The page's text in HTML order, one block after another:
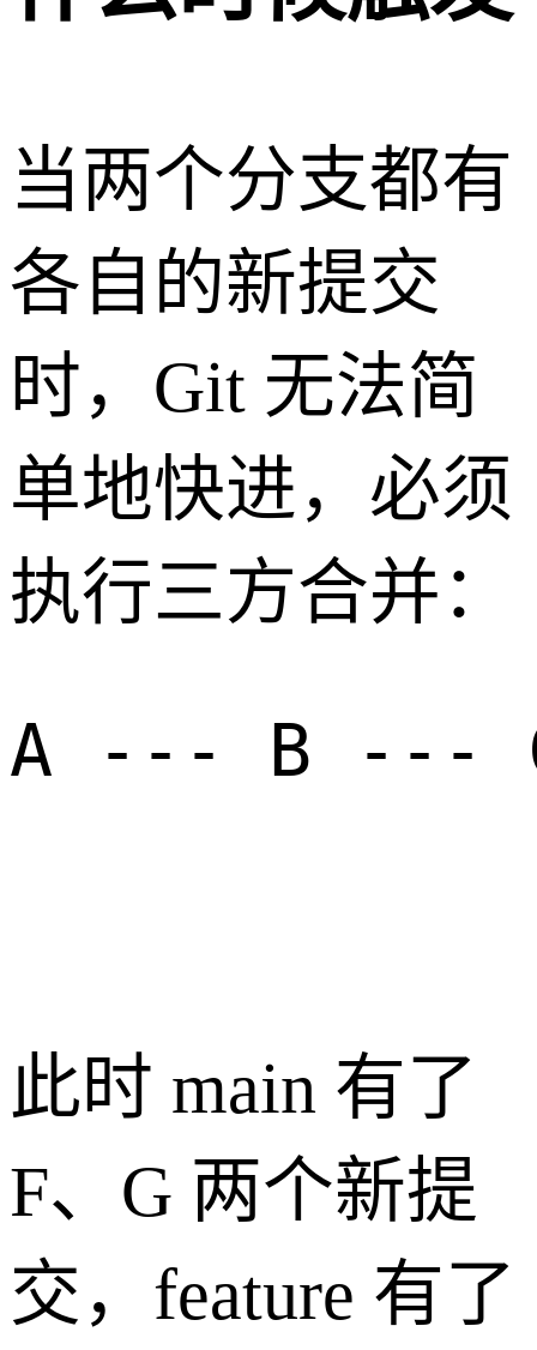
当两个分支都有
各自的新提交
时，Git 无法简
单地快进，必须
执行三方合并：
A --- B ---
此时 main 有了
F、G 两个新提
交，feature 有了